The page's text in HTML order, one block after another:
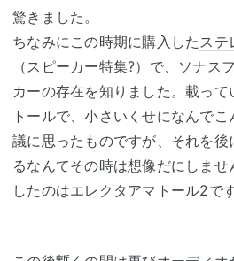
驚きました。
ちなみにこの時期に購入したステ
（スピーカー特集?）で、ソナス
カーの存在を知りました。載っ
トールで、小さいくせになんで
議に思ったものですが、それを
るなんてその時は想像だにしま
したのはエレクタアマトール2です